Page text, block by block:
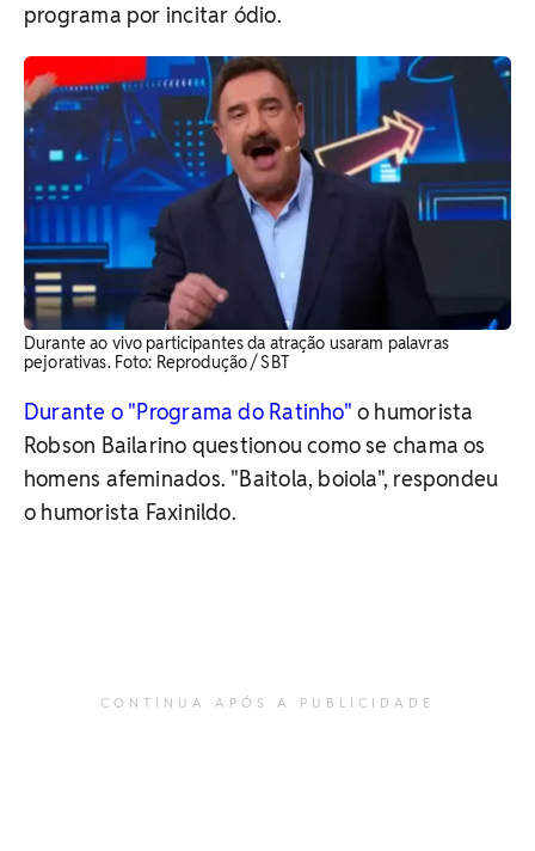
programa por incitar ódio.
Durante ao vivo participantes da atração usaram palavras
pejorativas. ​Foto: Reprodução / SBT
Durante o "Programa do Ratinho"o humorista
Robson Bailarino questionou como se chama os
homens afeminados. "Baitola, boiola", respondeu
o humorista Faxinildo.
CONTINUA APÓS A PUBLICIDADE